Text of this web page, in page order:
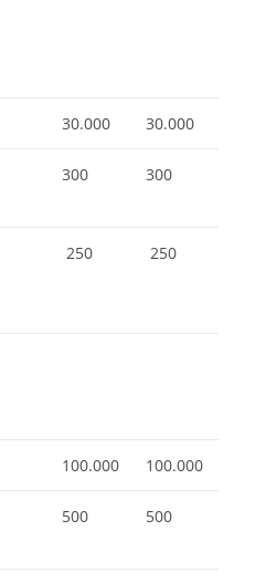
30.000 30.000
300 300
250 250
100.000 100.000
500 500